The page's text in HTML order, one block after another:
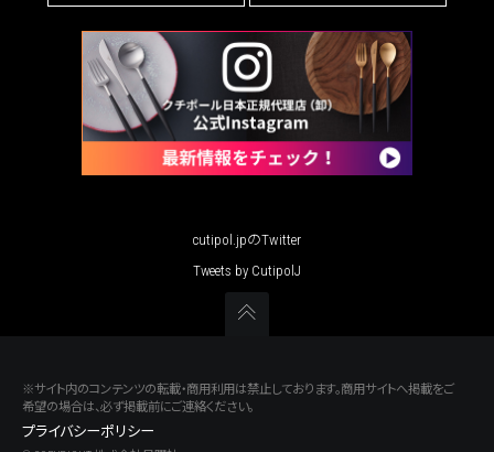
cutipol.jpのTwitter
Tweets by CutipolJ
※サイト内のコンテンツの転載・商用利用は禁止しております。商用サイトへ掲載をご
希望の場合は、必ず掲載前にご連絡ください。
プライバシーポリシー